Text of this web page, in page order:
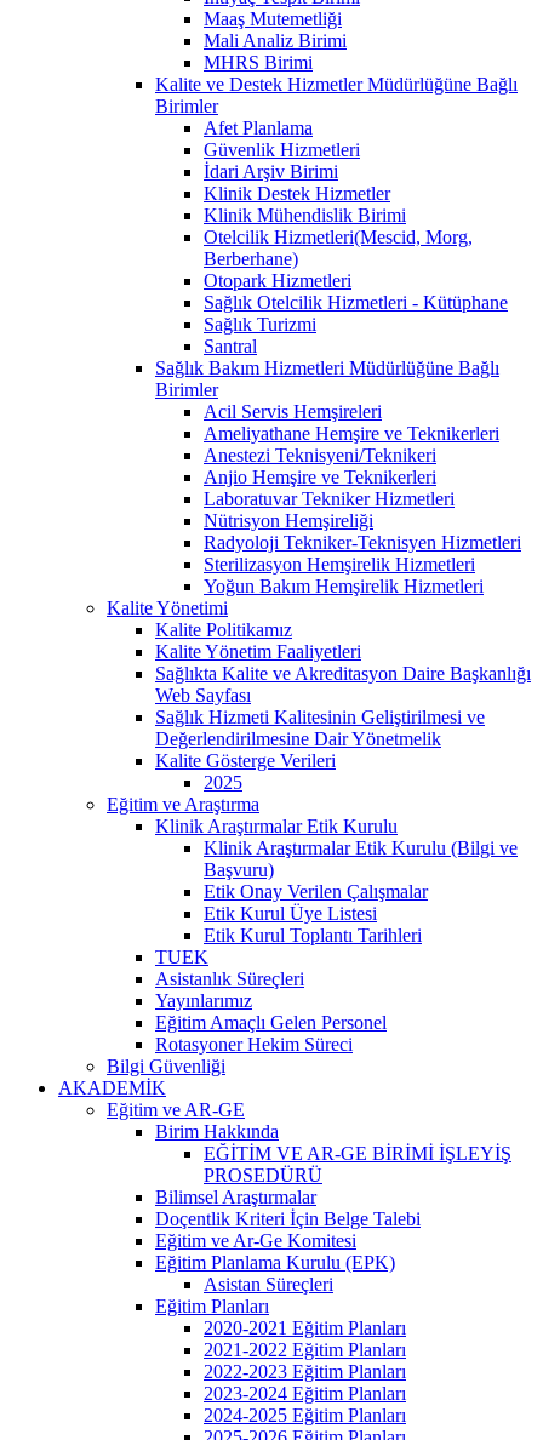
Maaş Mutemetliği
Mali Analiz Birimi
MHRS Birimi
Kalite ve Destek Hizmetler Müdürlüğüne Bağlı
Birimler
Afet Planlama
Güvenlik Hizmetleri
İdari Arşiv Birimi
Klinik Destek Hizmetler
Klinik Mühendislik Birimi
Otelcilik Hizmetleri(Mescid, Morg,
Berberhane)
Otopark Hizmetleri
Sağlık Otelcilik Hizmetleri - Kütüphane
Sağlık Turizmi
Santral
Sağlık Bakım Hizmetleri Müdürlüğüne Bağlı
Birimler
Acil Servis Hemşireleri
Ameliyathane Hemşire ve Teknikerleri
Anestezi Teknisyeni/Teknikeri
Anjio Hemşire ve Teknikerleri
Laboratuvar Tekniker Hizmetleri
Nütrisyon Hemşireliği
Radyoloji Tekniker-Teknisyen Hizmetleri
Sterilizasyon Hemşirelik Hizmetleri
Yoğun Bakım Hemşirelik Hizmetleri
Kalite Yönetimi
Kalite Politikamız
Kalite Yönetim Faaliyetleri
Sağlıkta Kalite ve Akreditasyon Daire Başkanlığı
Web Sayfası
Sağlık Hizmeti Kalitesinin Geliştirilmesi ve
Değerlendirilmesine Dair Yönetmelik
Kalite Gösterge Verileri
2025
Eğitim ve Araştırma
Klinik Araştırmalar Etik Kurulu
Klinik Araştırmalar Etik Kurulu (Bilgi ve
Başvuru)
Etik Onay Verilen Çalışmalar
Etik Kurul Üye Listesi
Etik Kurul Toplantı Tarihleri
TUEK
Asistanlık Süreçleri
Yayınlarımız
Eğitim Amaçlı Gelen Personel
Rotasyoner Hekim Süreci
Bilgi Güvenliği
AKADEMİK
Eğitim ve AR-GE
Birim Hakkında
EĞİTİM VE AR-GE BİRİMİ İŞLEYİŞ
PROSEDÜRÜ
Bilimsel Araştırmalar
Doçentlik Kriteri İçin Belge Talebi
Eğitim ve Ar-Ge Komitesi
Eğitim Planlama Kurulu (EPK)
Asistan Süreçleri
Eğitim Planları
2020-2021 Eğitim Planları
2021-2022 Eğitim Planları
2022-2023 Eğitim Planları
2023-2024 Eğitim Planları
2024-2025 Eğitim Planları